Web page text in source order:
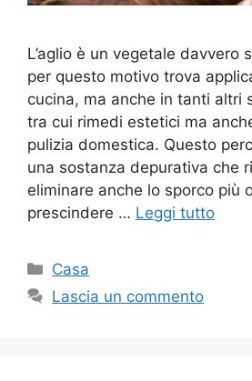
L’aglio è un vegetale davvero
per questo motivo trova
cucina, ma anche in tanti altri
tra cui rimedi estetici ma
pulizia domestica. Questo
una sostanza depurativa che
eliminare anche lo sporco più
prescindere … Leggi tutto
Categorie
Casa
Lascia un commento